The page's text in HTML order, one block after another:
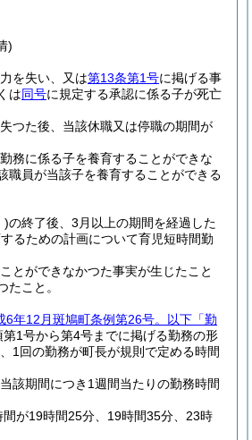
)
を失い、又は第13条第1号に掲げる事
は同号に規定する承認に係る子が死亡
つた後、当該休職又は停職の期間が
務に係る子を養育することができな
職員が当該子を養育することができる
)の終了後、3月以上の期間を経過した
るための計画について育児短時間勤
とができなかつた事実が生じたこと
こと。
6年12月斑鳩町条例第26号。以下「勤
1号から第4号までに掲げる勤務の形
1回の勤務が町長が規則で定める時間
該期間につき1週間当たりの勤務時間
が19時間25分、19時間35分、23時